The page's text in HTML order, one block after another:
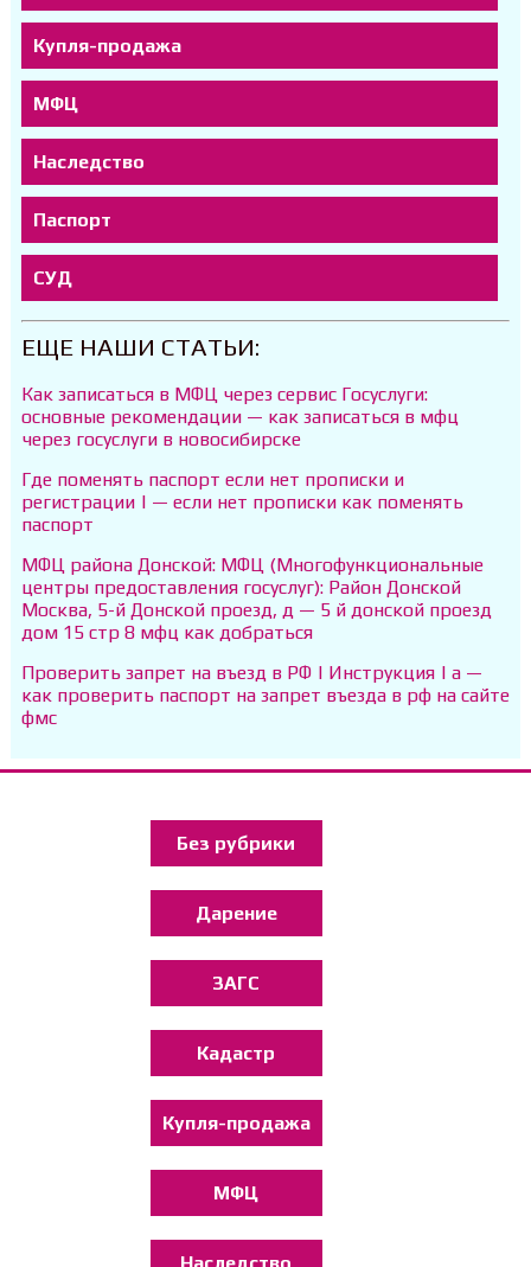
Купля-продажа
МФЦ
Наследство
Паспорт
СУД
ЕЩЕ НАШИ СТАТЬИ:
Как записаться в МФЦ через сервис Госуслуги:
основные рекомендации — как записаться в мфц
через госуслуги в новосибирске
Где поменять паспорт если нет прописки и
регистрации | — если нет прописки как поменять
паспорт
МФЦ района Донской: МФЦ (Многофункциональные
центры предоставления госуслуг): Район Донской
Москва, 5-й Донской проезд, д — 5 й донской проезд
дом 15 стр 8 мфц как добраться
Проверить запрет на въезд в РФ | Инструкция | а —
как проверить паспорт на запрет въезда в рф на сайте
фмс
Без рубрики
Дарение
ЗАГС
Кадастр
Купля-продажа
МФЦ
Наследство